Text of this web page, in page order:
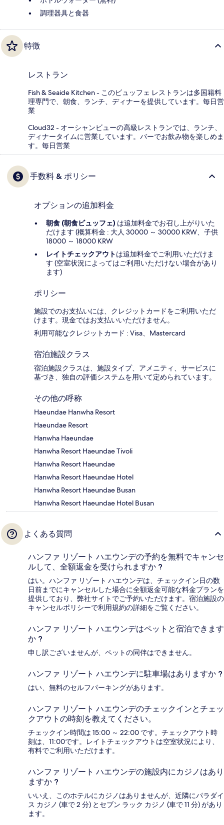
調理器具と食器
特徴
レストラン
Fish & Seaide Kitchen - このビュッフェ レストランは多国籍料
理専門で、朝食、ランチ、ディナーを提供しています。毎日営
業
Cloud32 - オーシャンビューの高級レストランでは、ランチ、
ディナータイムに営業しています。バーでお飲み物を楽しめま
す。毎日営業
手数料 & ポリシー
オプションの追加料金
朝食 (朝食ビュッフェ) は追加料金でお召し上がりいた
だけます (概算料金 : 大人 30000 ～ 30000 KRW、子供
18000 ～ 18000 KRW
レイトチェックアウトは追加料金でご利用いただけま
す (空室状況によってはご利用いただけない場合があり
ます)
ポリシー
施設でのお支払いには、クレジットカードをご利用いただ
けます。現金ではお支払いいただけません。
利用可能なクレジットカード : Visa、Mastercard
宿泊施設クラス
宿泊施設クラスは、施設タイプ、アメニティ、サービスに
基づき、独自の評価システムを用いて定められています。
その他の呼称
Haeundae Hanwha Resort
Haeundae Resort
Hanwha Haeundae
Hanwha Resort Haeundae Tivoli
Hanwha Resort Haeundae
Hanwha Resort Haeundae Hotel
Hanwha Resort Haeundae Busan
Hanwha Resort Haeundae Hotel Busan
よくある質問
ハンファ リゾート ハエウンデの予約を無料でキャンセ
ルして、全額返金を受けられますか ?
はい。ハンファ リゾート ハエウンデは、チェックイン日の数
日前までにキャンセルした場合に全額返金可能な料金プランを
提供しており、弊社サイトでご予約いただけます。宿泊施設の
キャンセルポリシーで利用規約の詳細をご覧ください。
ハンファ リゾート ハエウンデはペットと宿泊できます
か ?
申し訳ございませんが、ペットの同伴はできません。
ハンファ リゾート ハエウンデに駐車場はありますか ?
はい、無料のセルフパーキングがあります。
ハンファ リゾート ハエウンデのチェックインとチェッ
クアウトの時刻を教えてください。
チェックイン時間は 15:00 ～ 22:00 です。チェックアウト時
刻は、11:00です。レイトチェックアウトは空室状況により、
有料でご利用いただけます。
ハンファ リゾート ハエウンデの施設内にカジノはあり
ますか ?
いいえ、このホテルにカジノはありませんが、近隣にパラダイ
ス カジノ (車で 2 分) とセブン ラック カジノ (車で 11 分) があり
ます。